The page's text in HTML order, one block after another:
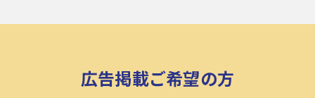
広告掲載ご希望の方